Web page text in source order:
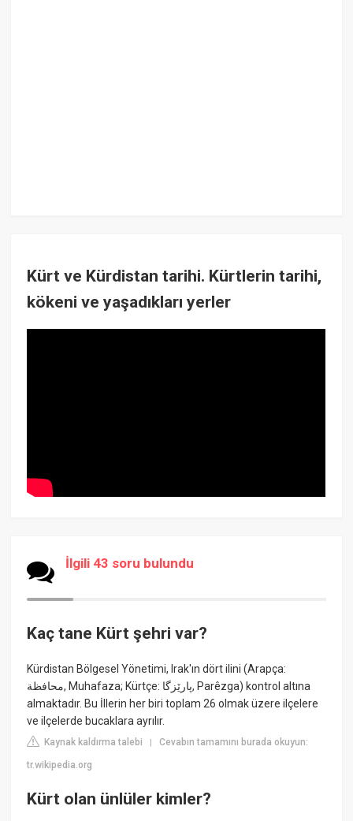
Kürt ve Kürdistan tarihi. Kürtlerin tarihi,
kökeni ve yaşadıkları yerler
İlgili 43 soru bulundu
Kaç tane Kürt şehri var?
Kürdistan Bölgesel Yönetimi, Irak'ın dört ilini (Arapça:
محافظة, Muhafaza; Kürtçe: پارێزگا, Parêzga) kontrol altına
almaktadır. Bu İllerin her biri toplam 26 olmak üzere ilçelere
ve ilçelerde bucaklara ayrılır.
Kaynak kaldırma talebi |Cevabın tamamını burada okuyun:
tr.wikipedia.org
Kürt olan ünlüler kimler?